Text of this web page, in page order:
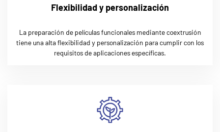
Flexibilidad y personalización
La preparación de películas funcionales mediante coextrusión
tiene una alta flexibilidad y personalización para cumplir con los
requisitos de aplicaciones específicas.